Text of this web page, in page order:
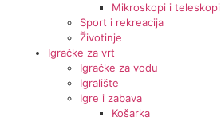
Mikroskopi i teleskopi
Sport i rekreacija
Životinje
Igračke za vrt
Igračke za vodu
Igralište
Igre i zabava
Košarka